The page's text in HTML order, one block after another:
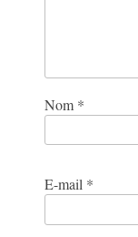
Nom *
E-mail *